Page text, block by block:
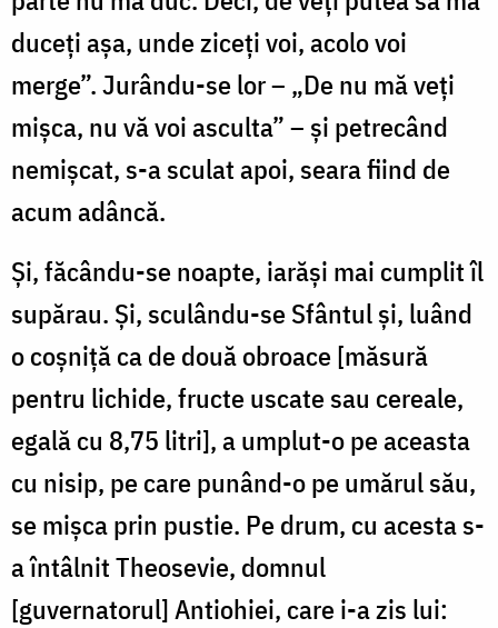
duceți așa, unde ziceți voi, acolo voi
merge”. Jurându-se lor – „De nu mă veți
mișca, nu vă voi asculta” – și petrecând
nemișcat, s-a sculat apoi, seara fiind de
acum adâncă.
Și, făcându-se noapte, iarăși mai cumplit îl
supărau. Și, sculându-se Sfântul și, luând
o coșniță ca de două obroace [măsură
pentru lichide, fructe uscate sau cereale,
egală cu 8,75 litri], a umplut-o pe aceasta
cu nisip, pe care punând-o pe umărul său,
se mișca prin pus­tie. Pe drum, cu acesta s-
a întâlnit Theosevie, domnul
[guvernatorul] Antiohiei, care i-a zis lui: